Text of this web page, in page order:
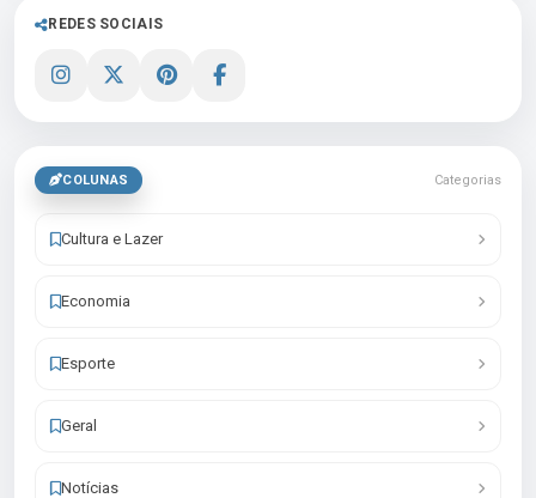
REDES SOCIAIS
COLUNAS Categorias
Cultura e Lazer
Economia
Esporte
Geral
Notícias